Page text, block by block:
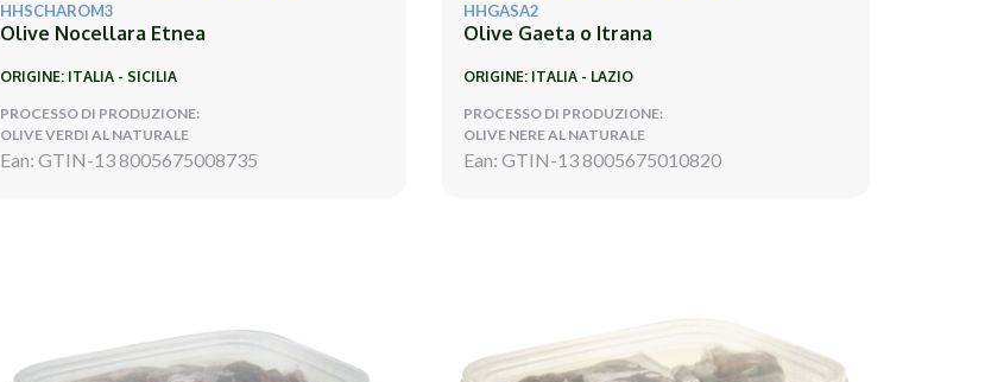
HHSCHAROM3
Olive Nocellara Etnea
ORIGINE: ITALIA - SICILIA
PROCESSO DI PRODUZIONE:
OLIVE VERDI AL NATURALE
Ean: GTIN-13 8005675008735
HHGASA2
Olive Gaeta o Itrana
ORIGINE: ITALIA - LAZIO
PROCESSO DI PRODUZIONE:
OLIVE NERE AL NATURALE
Ean: GTIN-13 8005675010820